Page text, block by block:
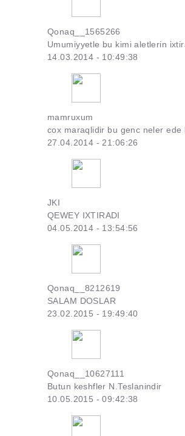
Qonaq__1565266
Umumiyyetle bu kimi aletlerin
14.03.2014 - 10:49:38
mamruxum
cox maraqlidir bu genc neler ede
27.04.2014 - 21:06:26
JKI
QEWEY IXTIRADI
04.05.2014 - 13:54:56
Qonaq__8212619
SALAM DOSLAR
23.02.2015 - 19:49:40
Qonaq__10627111
Butun keshfler N.Teslanindir
10.05.2015 - 09:42:38